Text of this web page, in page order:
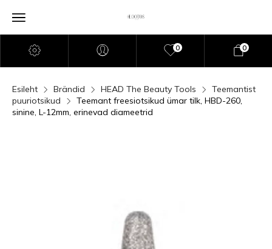
0 0
Esileht Brändid HEAD The Beauty Tools
Teemantist
puuriotsikud
Teemant freesiotsikud ümar tilk, HBD-260,
sinine, L-12mm, erinevad diameetrid